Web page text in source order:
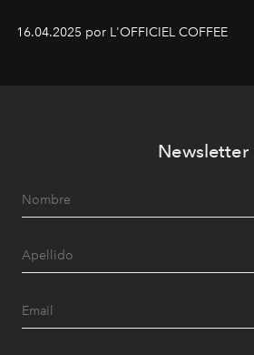
16.04.2025 por L'OFFICIEL COFFEE
Newsletter